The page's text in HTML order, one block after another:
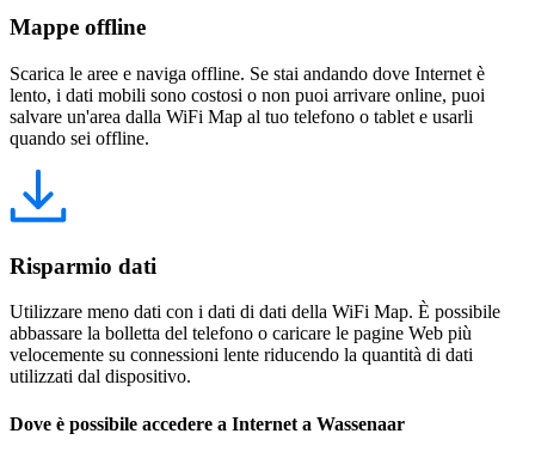
Mappe offline
Scarica le aree e naviga offline. Se stai andando dove Internet è
lento, i dati mobili sono costosi o non puoi arrivare online, puoi
salvare un'area dalla WiFi Map al tuo telefono o tablet e usarli
quando sei offline.
Risparmio dati
Utilizzare meno dati con i dati di dati della WiFi Map. È possibile
abbassare la bolletta del telefono o caricare le pagine Web più
velocemente su connessioni lente riducendo la quantità di dati
utilizzati dal dispositivo.
Dove è possibile accedere a Internet a Wassenaar